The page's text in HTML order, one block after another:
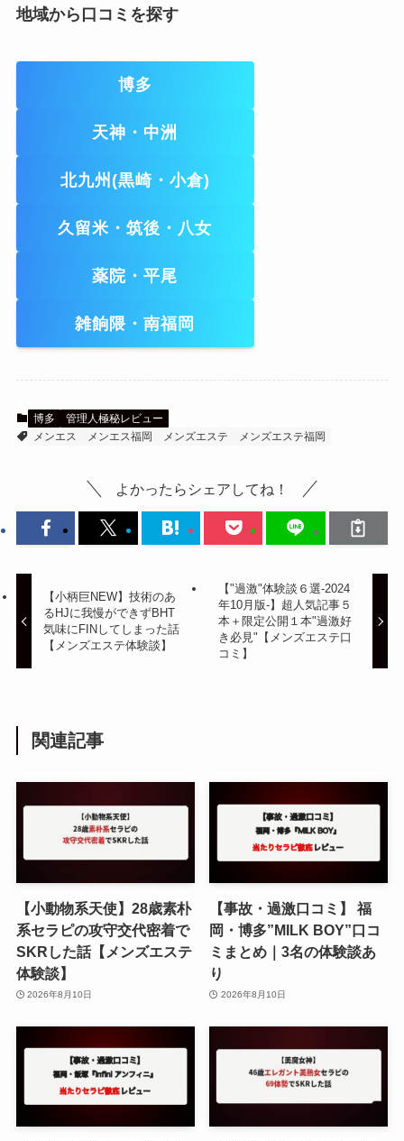
地域から口コミを探す
博多
天神・中洲
北九州(黒崎・小倉)
久留米・筑後・八女
薬院・平尾
雑餉隈・南福岡
博多
管理人極秘レビュー
メンエス
メンエス福岡 メンズエステ メンズエステ福岡
よかったらシェアしてね！
【小柄巨NEW】技術のあ
るHJに我慢ができずBHT
気味にFINしてしまった話
【メンズエステ体験談】
【"過激"体験談６選-2024
年10月版-】超人気記事５
本＋限定公開１本"過激好
き必見"【メンズエステ口
コミ】
関連記事
【小動物系天使】28歳素朴
系セラピの攻守交代密着で
SKRした話【メンズエステ
体験談】
2026年8月10日
【事故・過激口コミ】 福
岡・博多”MILK BOY”口コ
ミまとめ｜3名の体験談あ
り
2026年8月10日